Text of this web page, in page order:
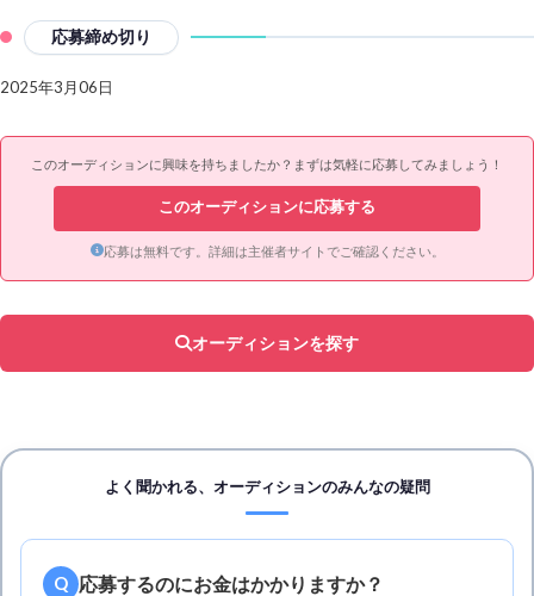
応募締め切り
2025年3月06日
このオーディションに興味を持ちましたか？まずは気軽に応募してみましょう！
このオーディションに応募する
応募は無料です。詳細は主催者サイトでご確認ください。
オーディションを探す
よく聞かれる、オーディションのみんなの疑問
Q 応募するのにお金はかかりますか？